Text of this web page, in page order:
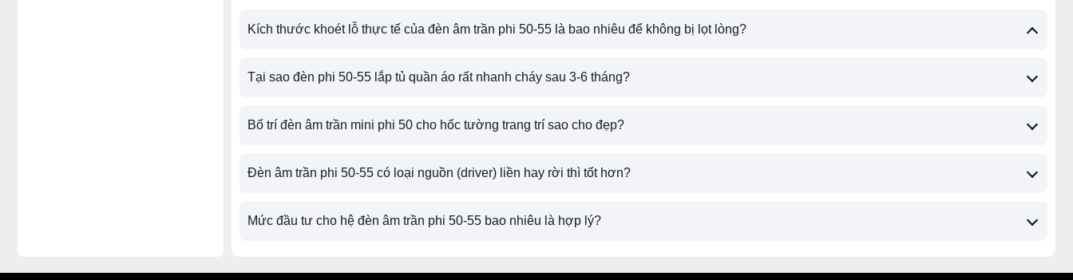
Kích thước khoét lỗ thực tế của đèn âm trần phi 50-55 là bao nhiêu để không bị lọt lòng?
Tại sao đèn phi 50-55 lắp tủ quần áo rất nhanh cháy sau 3-6 tháng?
Bố trí đèn âm trần mini phi 50 cho hốc tường trang trí sao cho đẹp?
Đèn âm trần phi 50-55 có loại nguồn (driver) liền hay rời thì tốt hơn?
Mức đầu tư cho hệ đèn âm trần phi 50-55 bao nhiêu là hợp lý?